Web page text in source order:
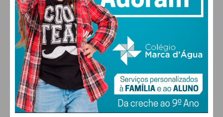
ALTERAR
FARMACIAS DE SERVIÇO EM PAÇOS DE
FERREIRA